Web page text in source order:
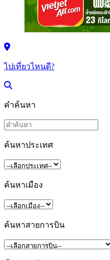
ไปเที่ยวไหนดี?
คำค้นหา
ค้นหาประเทศ
ค้นหาเมือง
ค้นหาสายการบิน